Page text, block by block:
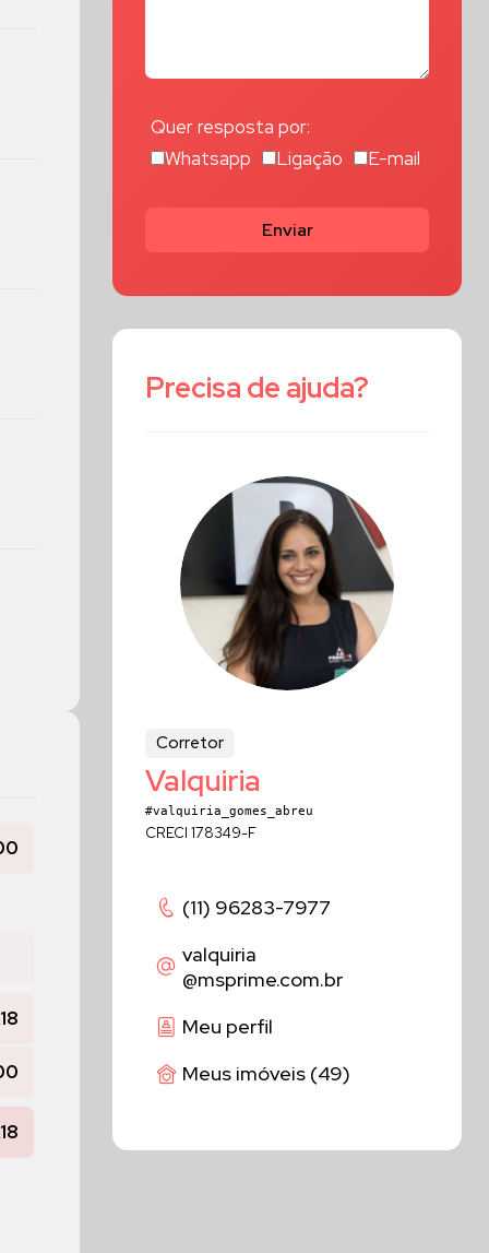
Quer resposta por:
Whatsapp
Ligação E-mail
Enviar
Precisa de ajuda?
Corretor
Valquiria
#valquiria_gomes_abreu
CRECI 178349-F
(11) 96283-7977
valquiria
@msprime.com.br
Meu perfil
Meus imóveis (49)